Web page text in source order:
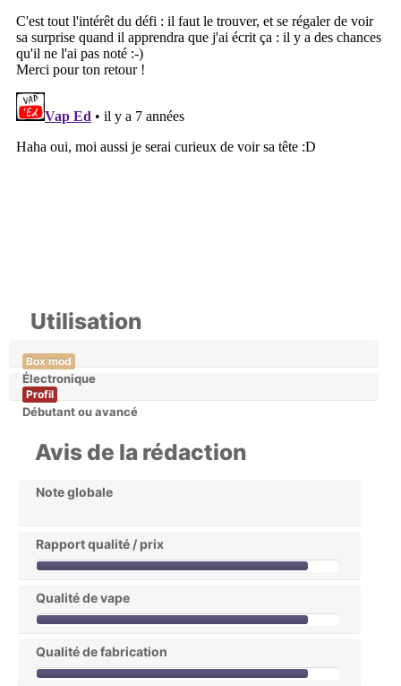
Utilisation
Box mod
Électronique
Profil
Débutant ou avancé
Avis de la rédaction
Note globale
Rapport qualité / prix
Qualité de vape
Qualité de fabrication